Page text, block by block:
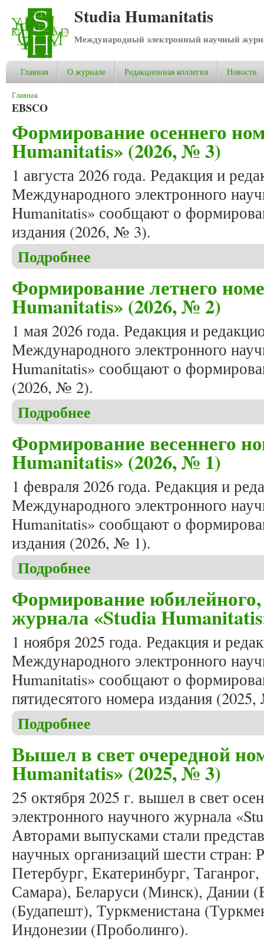
Studia Humanitatis
Международный электронный научный
Главная О журнале Редакционная коллегия Новости
Вы здесь
Главная
EBSCO
Формирование осеннего
Humanitatis» (2026, № 3)
1 августа 2026 года. Редакция и
Международного электронного
Humanitatis» сообщают о
издания (2026, № 3).
Подробнее
Формирование летнего
Humanitatis» (2026, № 2)
1 мая 2026 года. Редакция и
Международного электронного
Humanitatis» сообщают о
(2026, № 2).
Подробнее
Формирование весеннего
Humanitatis» (2026, № 1)
1 февраля 2026 года. Редакция и
Международного электронного
Humanitatis» сообщают о
издания (2026, № 1).
Подробнее
Формирование юбилейного,
журнала «Studia
1 ноября 2025 года. Редакция и
Международного электронного
Humanitatis» сообщают о
пятидесятого номера издания
Подробнее
Вышел в свет очередной
Humanitatis» (2025, № 3)
25 октября 2025 г. вышел в свет
электронного научного журнала
Авторами выпусками стали
научных организаций шести стран:
Петербург, Екатеринбург,
Самара), Беларуси (Минск), Дании
(Будапешт), Туркменистана
Индонезии (Проболинго).